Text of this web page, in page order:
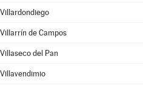
Villardondiego
Villarrín de Campos
Villaseco del Pan
Villavendimio